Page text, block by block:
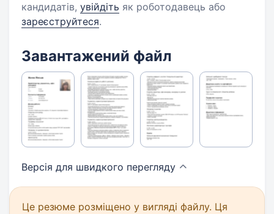
кандидатів, увійдіть як роботодавець або
зареєструйтеся.
Завантажений файл
Версія для швидкого перегляду
Це резюме розміщено у вигляді файлу. Ця